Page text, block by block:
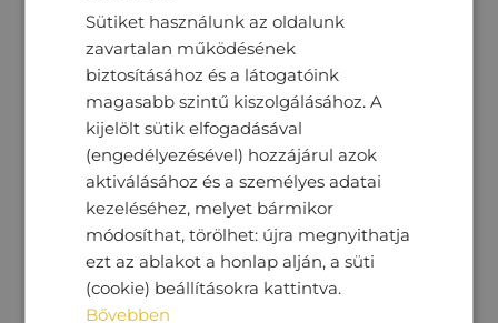
SKODA SCALA
Sütiket használunk az oldalunk
zavartalan működésének
biztosításához és a látogatóink
magasabb szintű kiszolgálásához. A
kijelölt sütik elfogadásával
(engedélyezésével) hozzájárul azok
aktiválásához és a személyes adatai
kezeléséhez, melyet bármikor
módosíthat, törölhet: újra megnyithatja
ezt az ablakot a honlap alján, a süti
(cookie) beállításokra kattintva.
Bővebben